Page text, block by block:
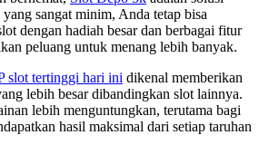
sangat minim, Anda tetap bisa
dengan hadiah besar dan berbagai fitur
peluang untuk menang lebih banyak.
slot tertinggi hari ini dikenal memberikan
lebih besar dibandingkan slot lainnya.
lebih menguntungkan, terutama bagi
hasil maksimal dari setiap taruhan